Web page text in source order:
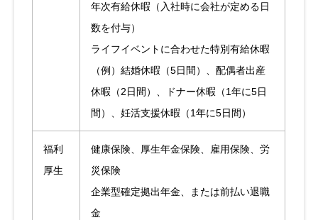
年次有給休暇（入社時に会社が定める日
数を付与）
ライフイベントに合わせた特別有給休暇
（例）結婚休暇（5日間）、配偶者出産
休暇（2日間）、ドナー休暇（1年に5日
間）、妊活支援休暇（1年に5日間）
福利
厚生
健康保険、厚生年金保険、雇用保険、労
災保険
企業型確定拠出年金、または前払い退職
金